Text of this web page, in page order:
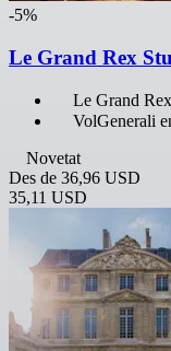
-5%
Le Grand Rex
Le Grand
VolGenerali
Novetat
Des de 36,96 USD
35,11 USD